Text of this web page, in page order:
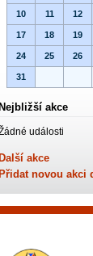
10 11 12
17 18 19
24 25 26
31
Nejbližší akce
události
Další akce
Přidat novou akci